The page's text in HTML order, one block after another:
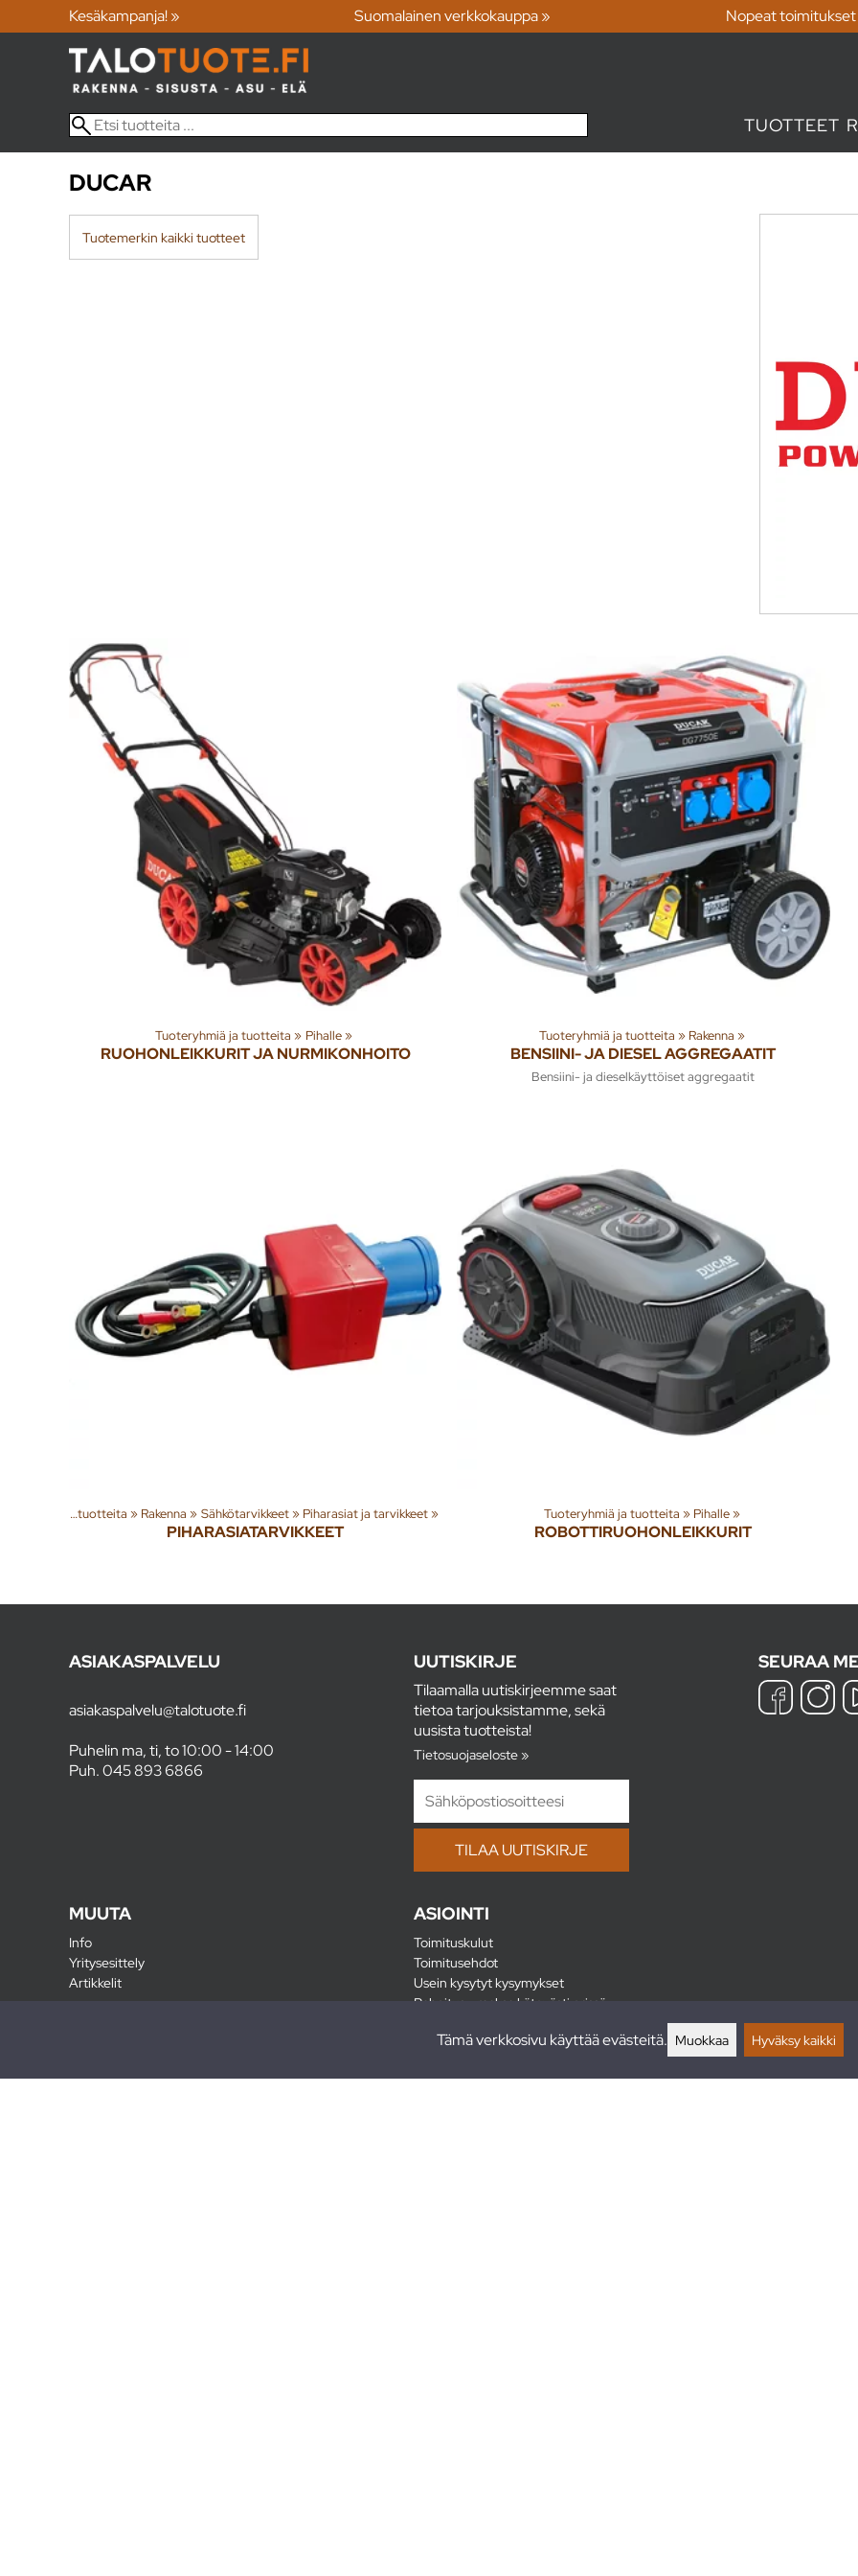
Kesäkampanja! » Suomalainen verkkokauppa » Nopeat
TUOTTEET
DUCAR
Tuotemerkin kaikki tuotteet
Tuoteryhmiä ja tuotteita ‪» Pihalle‪»
RUOHONLEIKKURIT JA NURMIKONHOITO
Tuoteryhmiä ja tuotteita ‪» Rakenna ‪»
BENSIINI- JA DIESEL AGGREGAATIT
Bensiini- ja dieselkäyttöiset aggregaatit
Tuoteryhmiä ja tuotteita ‪» Rakenna ‪» Sähkötarvikkeet‪» Piharasiat ja tarvikkeet‪»
PIHARASIATARVIKKEET
Tuoteryhmiä ja tuotteita ‪» Pihalle‪»
ROBOTTIRUOHONLEIKKURIT
ASIAKASPALVELU
asiakaspalvelu@talotuote.fi
Puhelin ma, ti, to 10:00 - 14:00
Puh.045 893 6866
UUTISKIRJE
Tilaamalla uutiskirjeemme saat
tietoa tarjouksistamme, sekä
uusista tuotteista!
Tietosuojaseloste »
SEURAA
MUUTA
Info
Yritysesittely
Artikkelit
ASIOINTI
Toimituskulut
Toimitusehdot
Usein kysytyt kysymykset
Rahoitus - maksa kätevästi erissä
Tämä verkkosivu käyttää evästeitä. Muokkaa Hyväksy kaikki